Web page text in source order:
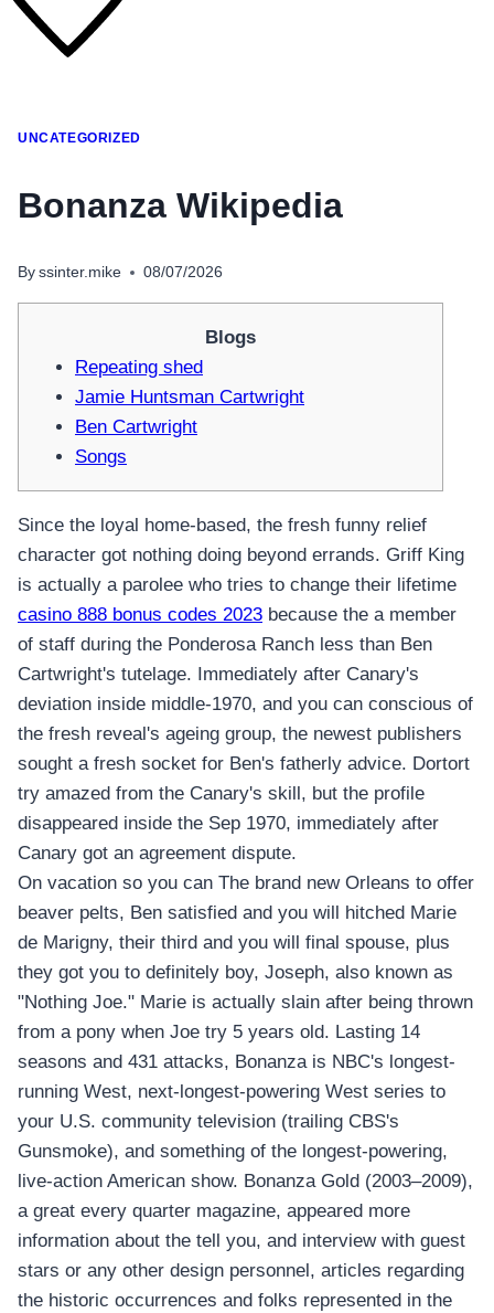
โทรศัพท์มือถือ
อุปกรณ์เสริมโทรศัพท์
UNCATEGORIZED
Bonanza Wikipedia
By ssinter.mike 08/07/2026
Blogs
Repeating shed
Jamie Huntsman Cartwright
Ben Cartwright
Songs
Since the loyal home-based, the fresh funny relief
character got nothing doing beyond errands. Griff King
is actually a parolee who tries to change their lifetime
casino 888 bonus codes 2023 because the a member
of staff during the Ponderosa Ranch less than Ben
Cartwright's tutelage.
Immediately after Canary's
deviation inside middle-1970, and you can conscious of
the fresh reveal's ageing group, the newest publishers
sought a fresh socket for Ben's fatherly advice. Dortort
try amazed from the Canary's skill, but the profile
disappeared inside the Sep 1970, immediately after
Canary got an agreement dispute.
On vacation so you can The brand new Orleans to offer
beaver pelts, Ben satisfied and you will hitched Marie
de Marigny, their third and you will final spouse, plus
they got you to definitely boy, Joseph, also known as
"Nothing Joe." Marie is actually slain after being thrown
from a pony when Joe try 5 years old. Lasting 14
seasons and 431 attacks, Bonanza is NBC's longest-
running West, next-longest-powering West series to
your U.S. community television (trailing CBS's
Gunsmoke), and something of the longest-powering,
live-action American show. Bonanza Gold (2003–2009),
a great every quarter magazine, appeared more
information about the tell you, and interview with guest
stars or any other design personnel, articles regarding
the historic occurrences and folks represented in the